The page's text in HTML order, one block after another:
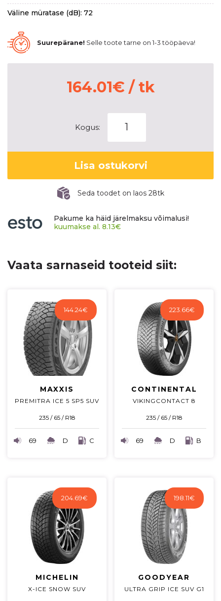
Väline müratase (dB): 72
Suurepärane! Selle toote tarne on 1-3 tööpäeva!
164.01€ / tk
Kogus:
WINTER
I*CEPT
IZ3
X
(W636A)
kogus
Lisa ostukorvi
Seda toodet on laos 28tk
Pakume ka häid järelmaksu võimalusi!
kuumakse al. 8.13€
Vaata sarnaseid tooteid siit:
144.24€
MAXXIS
PREMITRA ICE 5 SP5 SUV
235 / 65 / R18
69 D C
223.66€
CONTINENTAL
VIKINGCONTACT 8
235 / 65 / R18
69 D B
204.69€
MICHELIN
X-ICE SNOW SUV
198.11€
GOODYEAR
ULTRA GRIP ICE SUV G1